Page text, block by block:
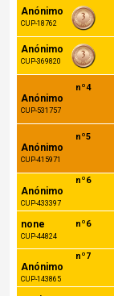
Anónimo
CUP-18762
Anónimo
CUP-369820
nº4
Anónimo
CUP-531757
nº5
Anónimo
CUP-415971
nº6
Anónimo
CUP-433397
nº6
none
CUP-44824
nº7
Anónimo
CUP-143865